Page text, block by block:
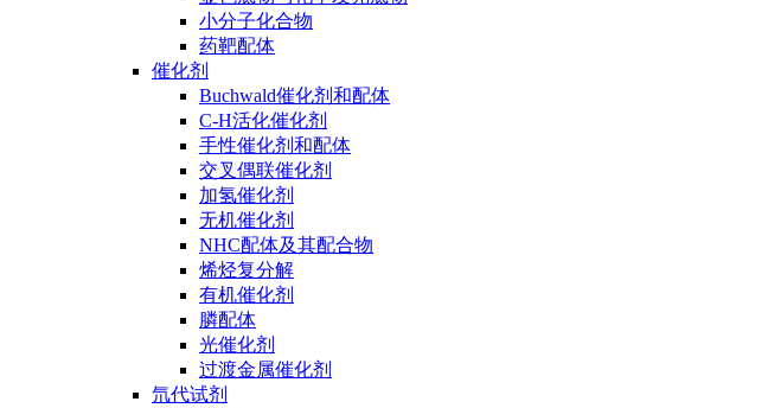
小分子化合物
药靶配体
催化剂
Buchwald催化剂和配体
C-H活化催化剂
手性催化剂和配体
交叉偶联催化剂
加氢催化剂
无机催化剂
NHC配体及其配合物
烯烃复分解
有机催化剂
膦配体
光催化剂
过渡金属催化剂
氘代试剂